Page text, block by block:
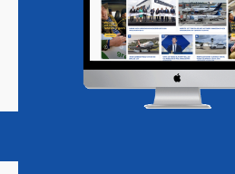
Magazine Podcasts